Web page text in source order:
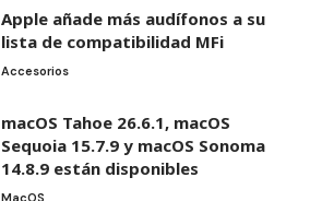
Apple añade más audífonos a su
lista de compatibilidad MFi
Accesorios
macOS Tahoe 26.6.1, macOS
Sequoia 15.7.9 y macOS Sonoma
14.8.9 están disponibles